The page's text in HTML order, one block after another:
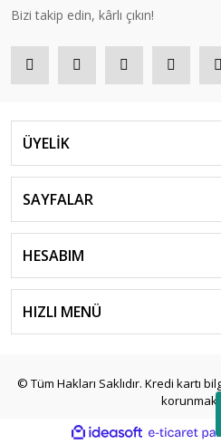
Bizi takip edin, kârlı çıkın!
ÜYELİK
SAYFALAR
HESABIM
HIZLI MENÜ
© Tüm Hakları Saklıdır. Kredi kartı
ideasoft